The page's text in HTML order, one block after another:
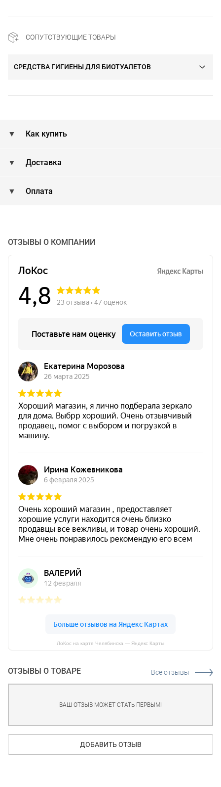
СОПУТСТВУЮЩИЕ ТОВАРЫ
СРЕДСТВА ГИГИЕНЫ ДЛЯ БИОТУАЛЕТОВ
Как купить
Доставка
Оплата
ОТЗЫВЫ О КОМПАНИИ
ЛоКос на карте Челябинска — Яндекс Карты
ОТЗЫВЫ О ТОВАРЕ Все отзывы
ВАШ ОТЗЫВ МОЖЕТ СТАТЬ ПЕРВЫМ!
ДОБАВИТЬ ОТЗЫВ